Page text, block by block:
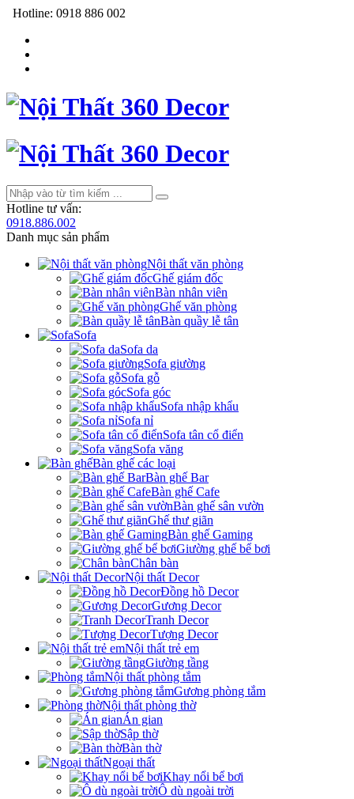
Hotline: 0918 886 002
Hotline tư vấn:
0918.886.002
Danh mục sản phẩm
Nội thất văn phòng
Ghế giám đốc
Bàn nhân viên
Ghế văn phòng
Bàn quầy lễ tân
Sofa
Sofa da
Sofa giường
Sofa gỗ
Sofa góc
Sofa nhập khẩu
Sofa nỉ
Sofa tân cổ điển
Sofa văng
Bàn ghế các loại
Bàn ghế Bar
Bàn ghế Cafe
Bàn ghế sân vườn
Ghế thư giãn
Bàn ghế Gaming
Giường ghế bể bơi
Chân bàn
Nội thất Decor
Đồng hồ Decor
Gương Decor
Tranh Decor
Tượng Decor
Nội thất trẻ em
Giường tầng
Nội thất phòng tắm
Gương phòng tắm
Nội thất phòng thờ
Án gian
Sập thờ
Bàn thờ
Ngoại thất
Khay nổi bể bơi
Ô dù ngoài trời